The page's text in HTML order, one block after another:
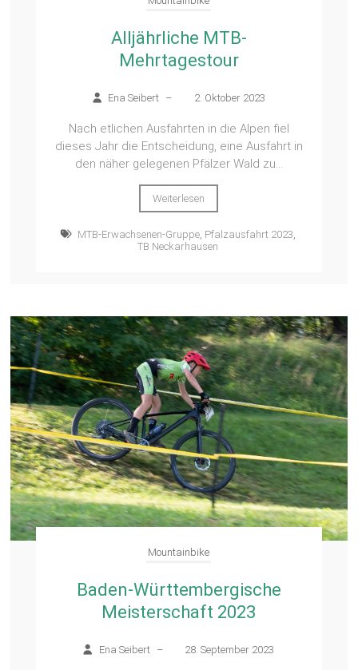
Alljährliche MTB-
Mehrtagestour
Ena Seibert – 2. Oktober 2023
Nach etlichen Ausfahrten in die Alpen fiel
dieses Jahr die Entscheidung, eine Ausfahrt in
den näher gelegenen Pfälzer Wald zu...
Weiterlesen
MTB-Erwachsenen-Gruppe, Pfalzausfahrt 2023,
TB Neckarhausen
Mountainbike
Baden-Württembergische
Meisterschaft 2023
Ena Seibert – 28. September 2023